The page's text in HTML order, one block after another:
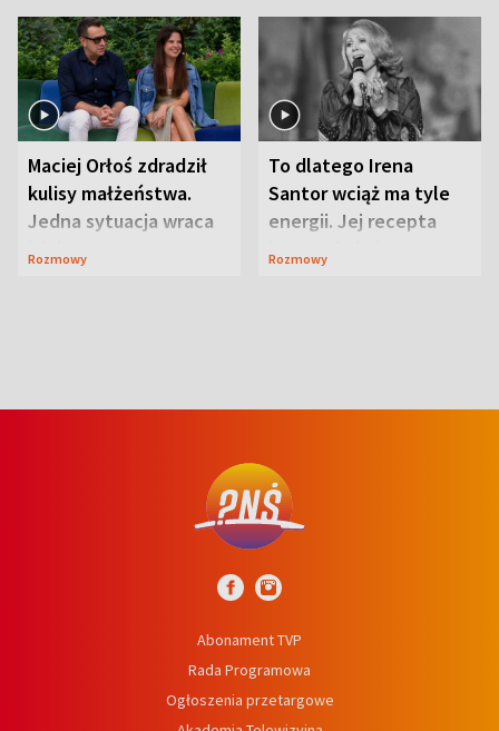
Maciej Orłoś zdradził
kulisy małżeństwa.
Jedna sytuacja wraca
jak bumerang
Rozmowy
To dlatego Irena
Santor wciąż ma tyle
energii. Jej recepta
jest zaskakująco
Rozmowy
Abonament TVP
Rada Programowa
Ogłoszenia przetargowe